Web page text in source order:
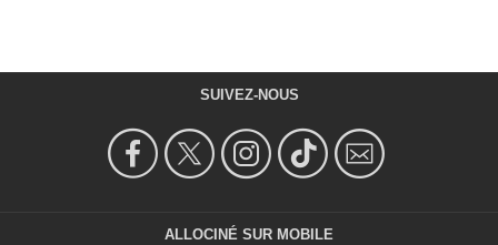
SUIVEZ-NOUS
ALLOCINÉ SUR MOBILE